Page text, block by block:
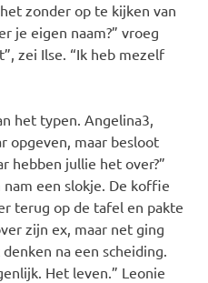
zonder op te kijken van
je eigen naam?” vroeg
zei Ilse. “Ik heb mezelf
het typen. Angelina3,
opgeven, maar besloot
hebben jullie het over?”
een slokje. De koffie
terug op de tafel en pakte
zijn ex, maar net ging
na een scheiding.
Het leven.” Leonie